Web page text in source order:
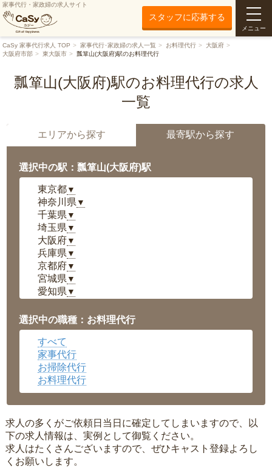
家事代行・家政婦の求人サイト
スタッフに応募する
メニュー
CaSy 家事代行求人 TOP 家事代行･家政婦の求人一覧 お料理代行
大阪府
大阪府市部
東大阪市 瓢箪山(大阪府)駅のお料理代行
瓢箪山(大阪府)駅のお料理代行の求人
一覧
エリアから探す 最寄駅から探す
選択中の駅：瓢箪山(大阪府)駅
東京都▼
神奈川県 ▼
千葉県 ▼
埼玉県 ▼
大阪府▼
兵庫県 ▼
京都府▼
宮城県 ▼
愛知県 ▼
岡山県▼
広島県▼
沖縄県
選択中の職種：お料理代行
すべて
家事代行
お掃除代行
お料理代行
求人の多くがご依頼日当日に確定してしまいますので、以
下の求人情報は、実例として御覧ください。
求人はたくさんございますので、ぜひキャスト登録よろし
くお願いします。